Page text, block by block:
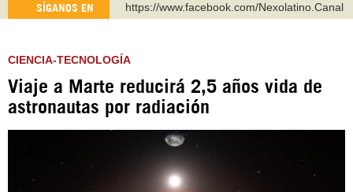
SÍGANOS EN
https://www.facebook.com/Nexolatino.Canal
http://twitter.com/nexo_latino
https://t.me/hispantvcanal
https://urmedium.com/c/hispantv
Instagram como: hispan_tv
CIENCIA-TECNOLOGÍA
Viaje a Marte reducirá 2,5 años vida de
astronautas por radiación